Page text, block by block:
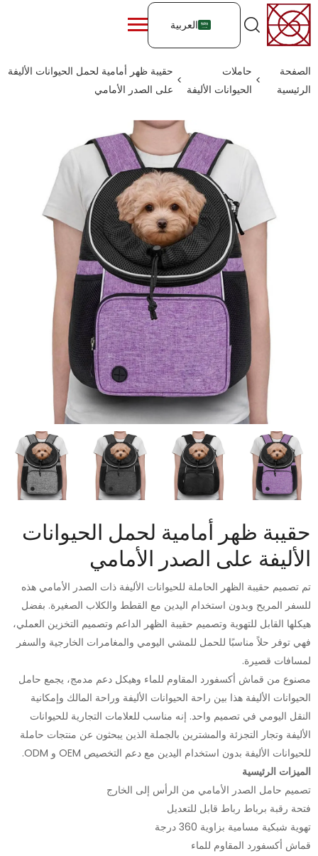
العربية
الصفحة
الرئيسية
>
حاملات
الحيوانات الأليفة
>
حقيبة ظهر أمامية لحمل الحيوانات الأليفة
على الصدر الأمامي
حقيبة ظهر أمامية لحمل الحيوانات
الأليفة على الصدر الأمامي
تم تصميم حقيبة الظهر الحاملة للحيوانات الأليفة ذات الصدر الأمامي هذه
للسفر المريح وبدون استخدام اليدين مع القطط والكلاب الصغيرة. بفضل
هيكلها القابل للتهوية وتصميم حقيبة الظهر الداعم وتصميم التخزين العملي،
فهي توفر حلاً مناسبًا للحمل للمشي اليومي والمغامرات الخارجية والسفر
لمسافات قصيرة.
مصنوع من قماش أكسفورد المقاوم للماء وهيكل دعم مدمج، يجمع حامل
الحيوانات الأليفة هذا بين راحة الحيوانات الأليفة وراحة المالك وإمكانية
النقل اليومي في تصميم واحد. إنه مناسب للعلامات التجارية للحيوانات
الأليفة وتجار التجزئة والمشترين بالجملة الذين يبحثون عن منتجات حاملة
للحيوانات الأليفة بدون استخدام اليدين مع دعم التخصيص OEM و ODM.
الميزات الرئيسية
تصميم حامل الصدر الأمامي من الرأس إلى الخارج
فتحة رقبة برباط رباط قابل للتعديل
تهوية شبكية مسامية بزاوية 360 درجة
قماش أكسفورد المقاوم للماء